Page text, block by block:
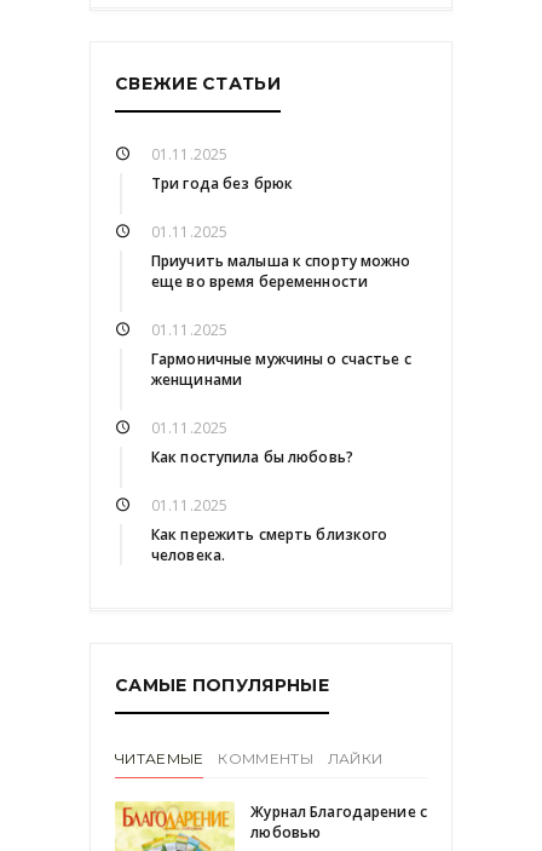
СВЕЖИЕ СТАТЬИ
01.11.2025
Три года без брюк
01.11.2025
Приучить малыша к спорту можно
еще во время беременности
01.11.2025
Гармоничные мужчины о счастье с
женщинами
01.11.2025
Как поступила бы любовь?
01.11.2025
Как пережить смерть близкого
человека.
САМЫЕ ПОПУЛЯРНЫЕ
ЧИТАЕМЫЕ КОММЕНТЫ ЛАЙКИ
Журнал Благодарение с
любовью